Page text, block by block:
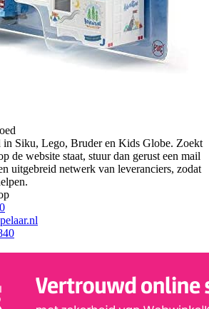
in Siku, Lego, Bruder en Kids Globe. Zoekt
de website staat, stuur dan gerust een mail
uitgebreid netwerk van leveranciers, zodat